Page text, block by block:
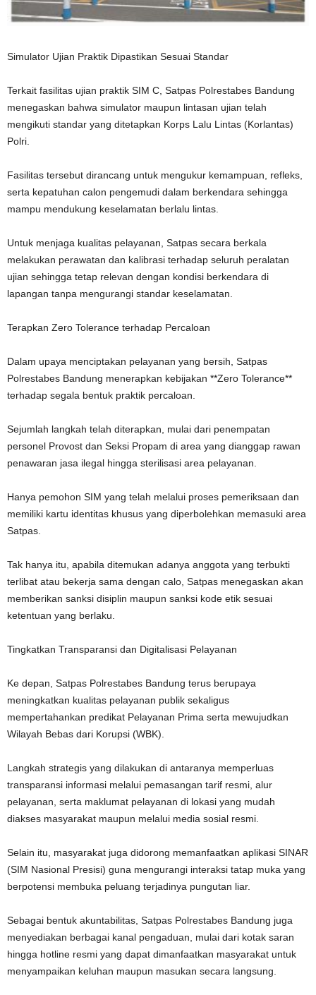
Simulator Ujian Praktik Dipastikan Sesuai Standar
Terkait fasilitas ujian praktik SIM C, Satpas Polrestabes Bandung
menegaskan bahwa simulator maupun lintasan ujian telah
mengikuti standar yang ditetapkan Korps Lalu Lintas (Korlantas)
Polri.
Fasilitas tersebut dirancang untuk mengukur kemampuan, refleks,
serta kepatuhan calon pengemudi dalam berkendara sehingga
mampu mendukung keselamatan berlalu lintas.
Untuk menjaga kualitas pelayanan, Satpas secara berkala
melakukan perawatan dan kalibrasi terhadap seluruh peralatan
ujian sehingga tetap relevan dengan kondisi berkendara di
lapangan tanpa mengurangi standar keselamatan.
Terapkan Zero Tolerance terhadap Percaloan
Dalam upaya menciptakan pelayanan yang bersih, Satpas
Polrestabes Bandung menerapkan kebijakan **Zero Tolerance**
terhadap segala bentuk praktik percaloan.
Sejumlah langkah telah diterapkan, mulai dari penempatan
personel Provost dan Seksi Propam di area yang dianggap rawan
penawaran jasa ilegal hingga sterilisasi area pelayanan.
Hanya pemohon SIM yang telah melalui proses pemeriksaan dan
memiliki kartu identitas khusus yang diperbolehkan memasuki area
Satpas.
Tak hanya itu, apabila ditemukan adanya anggota yang terbukti
terlibat atau bekerja sama dengan calo, Satpas menegaskan akan
memberikan sanksi disiplin maupun sanksi kode etik sesuai
ketentuan yang berlaku.
Tingkatkan Transparansi dan Digitalisasi Pelayanan
Ke depan, Satpas Polrestabes Bandung terus berupaya
meningkatkan kualitas pelayanan publik sekaligus
mempertahankan predikat Pelayanan Prima serta mewujudkan
Wilayah Bebas dari Korupsi (WBK).
Langkah strategis yang dilakukan di antaranya memperluas
transparansi informasi melalui pemasangan tarif resmi, alur
pelayanan, serta maklumat pelayanan di lokasi yang mudah
diakses masyarakat maupun melalui media sosial resmi.
Selain itu, masyarakat juga didorong memanfaatkan aplikasi SINAR
(SIM Nasional Presisi) guna mengurangi interaksi tatap muka yang
berpotensi membuka peluang terjadinya pungutan liar.
Sebagai bentuk akuntabilitas, Satpas Polrestabes Bandung juga
menyediakan berbagai kanal pengaduan, mulai dari kotak saran
hingga hotline resmi yang dapat dimanfaatkan masyarakat untuk
menyampaikan keluhan maupun masukan secara langsung.